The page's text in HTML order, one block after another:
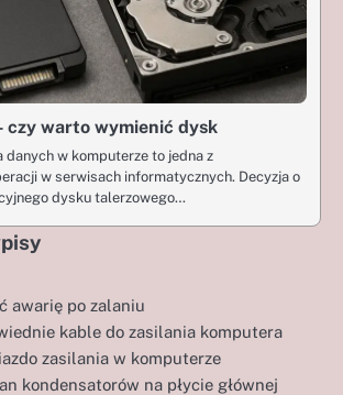
czy warto wymienić dysk
danych w komputerze to jedna z
w serwisach informatycznych. Decyzja o
dysku talerzowego…
awarię po zalaniu
kable do zasilania komputera
zasilania w komputerze
kondensatorów na płycie głównej